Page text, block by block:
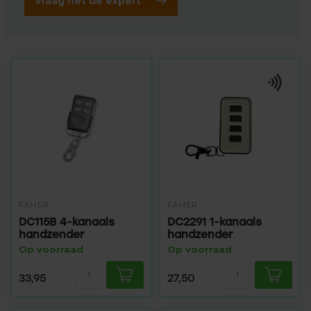
FAHER
DC115B 4-kanaals
handzender
Op voorraad
33,95
FAHER
DC2291 1-kanaals
handzender
Op voorraad
27,50